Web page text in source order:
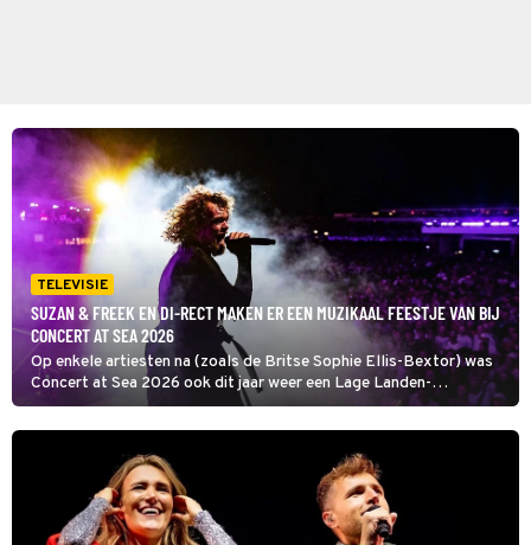
TELEVISIE
SUZAN & FREEK EN DI-RECT MAKEN ER EEN MUZIKAAL FEESTJE VAN BIJ
CONCERT AT SEA 2026
Op enkele artiesten na (zoals de Britse Sophie Ellis-Bextor) was
Concert at Sea 2026 ook dit jaar weer een Lage Landen-
aangelegenheid waarbij Bløf een thuiswedstrijd speelde en
Pommelien Thijs België vertegenwoordigde.